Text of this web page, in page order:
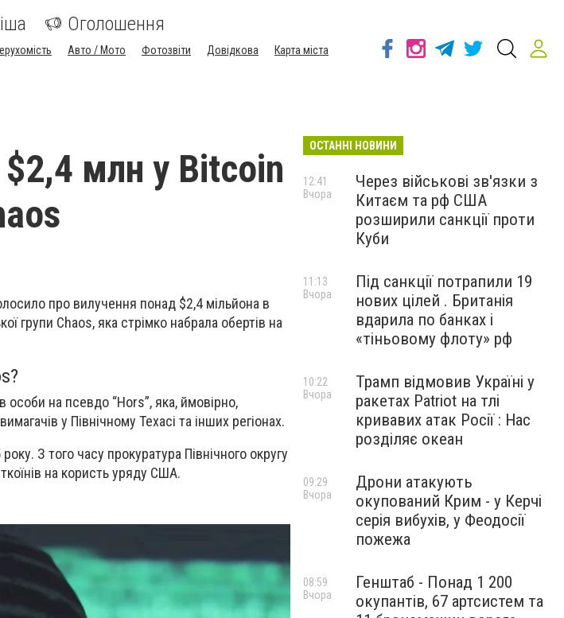
Оголошення
Авто / Мото Фотозвіти Довідкова
Карта міста
млн у Bitcoin
про вилучення понад $2,4 мільйона в
групи Chaos, яка стрімко набрала обертів на
особи на псевдо “Hors”, яка, ймовірно,
у Північному Техасі та інших регіонах.
З того часу прокуратура Північного округу
на користь уряду США.
ОСТАННІ НОВИНИ
Через військові зв'язки з
Китаєм та рф США
розширили санкції проти
Куби
12:41
Вчора
Під санкції потрапили 19
нових цілей . Британія
вдарила по банках і
«тіньовому флоту» рф
11:13
Вчора
Трамп відмовив Україні у
ракетах Patriot на тлі
кривавих атак Росії : Нас
розділяє океан
10:22
Вчора
Дрони атакують
окупований Крим - у Керчі
серія вибухів, у Феодосії
пожежа
09:29
Вчора
Генштаб - Понад 1 200
окупантів, 67 артсистем та
08:59
Вчора